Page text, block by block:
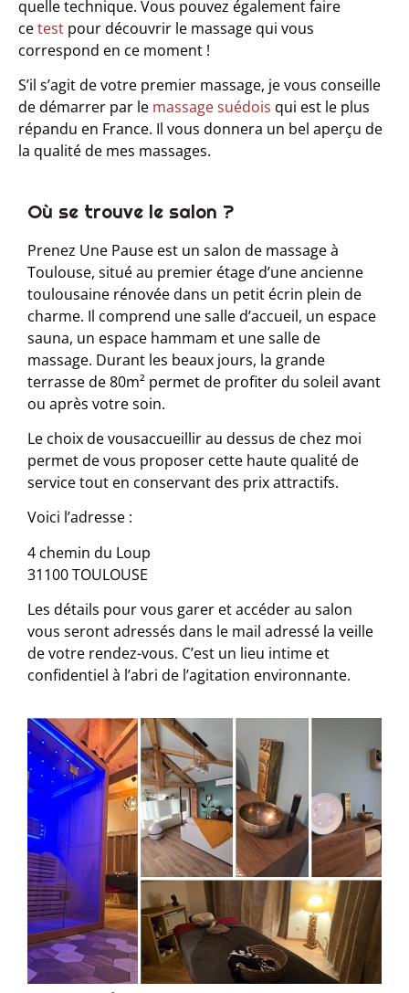
quelle technique. Vous pouvez également faire
cetest pour découvrir le massage qui vous
correspond en ce moment !
S’il s’agit de votre premier massage, je vous conseille
de démarrer par le massage suédois qui est le plus
répandu en France. Il vous donnera un bel aperçu de
la qualité de mes massages.
Où se trouve le salon ?​
Prenez Une Pause est un salon de massage à
Toulouse, situé au premier étage d’une ancienne
toulousaine rénovée dans un petit écrin plein de
charme. Il comprend une salle d’accueil, un espace
sauna, un espace hammam et une salle de
massage. Durant les beaux jours, la grande
terrasse de 80m² permet de profiter du soleil avant
ou après votre soin.
Le choix de vousaccueillir au dessus de chez moi
permet de vous proposer cette haute qualité de
service tout en conservant des prix attractifs.
Voici l’adresse :
4 chemin du Loup
31100 TOULOUSE
Les détails pour vous garer et accéder au salon
vous seront adressés dans le mail adressé la veille
devotre rendez-vous. C’est un lieu intime et
confidentiel à l’abri de l’agitation environnante.